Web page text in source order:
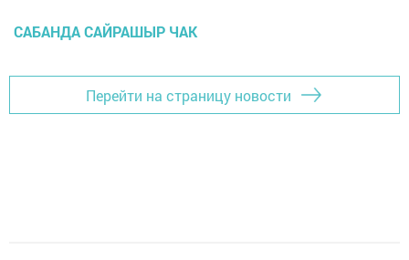
САБАНДА САЙРАШЫР ЧАК
Перейти на страницу новости